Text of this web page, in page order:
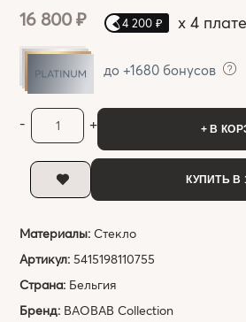
16 800 ₽ 4 200 ₽ x 4
до +1680 бонусов
- + + В
КУПИТЬ В
Материалы:Стекло
Артикул:5415198110755
Страна: Бельгия
Бренд: BAOBAB Collection